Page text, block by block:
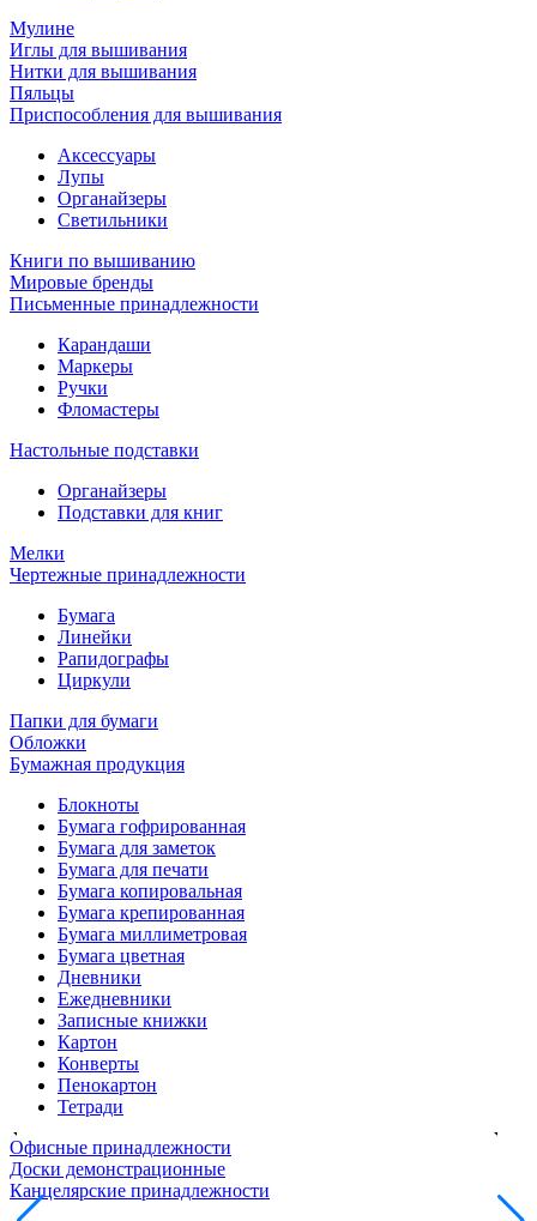
Мулине
Иглы для вышивания
Нитки для вышивания
Пяльцы
Приспособления для вышивания
Аксессуары
Лупы
Органайзеры
Светильники
Книги по вышиванию
Мировые бренды
Письменные принадлежности
Карандаши
Маркеры
Ручки
Фломастеры
Настольные подставки
Органайзеры
Подставки для книг
Мелки
Чертежные принадлежности
Бумага
Линейки
Рапидографы
Циркули
Папки для бумаги
Обложки
Бумажная продукция
Блокноты
Бумага гофрированная
Бумага для заметок
Бумага для печати
Бумага копировальная
Бумага крепированная
Бумага миллиметровая
Бумага цветная
Дневники
Ежедневники
Записные книжки
Картон
Конверты
Пенокартон
Тетради
Офисные принадлежности
Доски демонстрационные
Канцелярские принадлежности